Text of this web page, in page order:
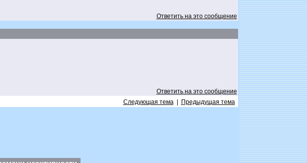
Ответить на это сообщение
Ответить на это сообщение
Следующая тема| Предыдущая тема